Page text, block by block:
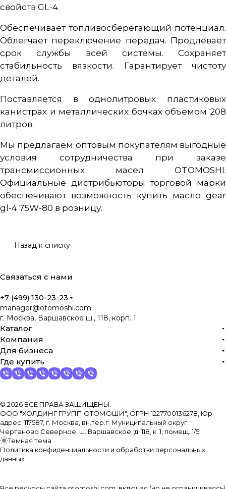
свойств GL-4.
Обеспечивает топливосберегающий потенциал.
Облегчает переключение передач. Продлевает
срок службы всей системы. Сохраняет
стабильность вязкости. Гарантирует чистоту
деталей.
Поставляется в однолитровых пластиковых
канистрах и металлических бочках объемом 208
литров.
Мы предлагаем оптовым покупателям выгодные
условия сотрудничества при заказе
трансмиссионных масел OTOMOSHI.
Официальные дистрибьюторы торговой марки
обеспечивают возможность купить масло gear
gl-4 75W-80 в розницу.
Назад к списку
Связаться с нами
+7 (499) 130-23-23
manager@otomoshi.com
г. Москва, Варшавское ш., 118, корп. 1
Каталог
Компания
Для бизнеса
Где купить
© 2026 ВСЕ ПРАВА ЗАЩИЩЕНЫ.
ООО "ХОЛДИНГ ГРУПП ОТОМОШИ", ОГРН 1227700136278, Юр.
адрес: 117587, г. Москва, вн.тер.г. Муниципальный округ
Чертаново Северное, ш. Варшавское, д. 118, к. 1, помещ. 1/5.
Темная тема
Политика конфиденциальности и обработки персональных
данных